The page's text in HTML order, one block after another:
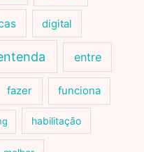
digital
entre
fazer funciona
habilitação